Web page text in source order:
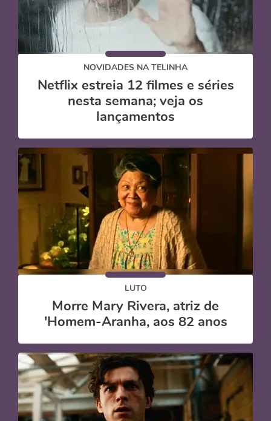
NOVIDADES NA TELINHA
Netflix estreia 12 filmes e séries
nesta semana; veja os
lançamentos
LUTO
Morre Mary Rivera, atriz de
'Homem-Aranha, aos 82 anos